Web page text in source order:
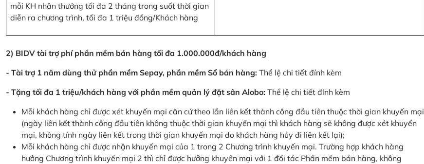
mỗi KH nhận thưởng tối đa 2 tháng trong suốt thời gian
diễn ra chương trình, tối đa 1 triệu đồng/Khách hàng
2) BIDV tài trợ phí phần mềm bán hàng tối đa 1.000.000đ/khách hàng
- Tài trợ 1 năm dùng thử phần mềm Sepay, phần mềm Sổ bán hàng: Thể lệ chi tiết đính kèm
- Tặng tối đa 1 triệu/khách hàng với phần mềm quản lý đặt sân Alobo: Thể lệ chi tiết đính kèm
Mỗi khách hàng chỉ được xét khuyến mại căn cứ theo lần liên kết thành công đầu tiên thuộc thời gian khuyến mại
(ngày liên kết thành công đầu tiên không thuộc thời gian khuyến mại thì khách hàng sẽ không được xét khuyến
mại, không tính ngày liên kết trong thời gian khuyến mại do khách hàng hủy đi liên kết lại);
Mỗi khách hàng chỉ được nhận khuyến mại của 1 trong 2 Chương trình khuyến mại. Trường hợp khách hàng
hưởng Chương trình khuyến mại 2 thì chỉ được hưởng khuyến mại với 1 đối tác Phần mềm bán hàng, không